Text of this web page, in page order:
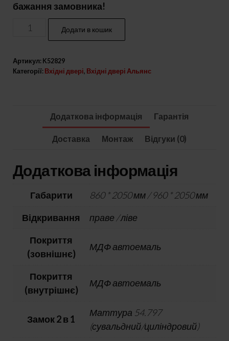
бажання замовника!
Вхідні
кількість
Додати в кошик
Артикул: K52829
Категорії: Вхідні двері, Вхідні двері Альянс
Додаткова інформація Гарантія
Доставка Монтаж Відгуки (0)
Додаткова інформація
Габарити
860 * 2050 мм / 960 * 2050 мм
Відкривання
праве / ліве
Покриття
(зовнішнє)
МДФ автоемаль
Покриття
(внутрішнє)
МДФ автоемаль
Замок 2 в 1
Маттура 54.797
(сувальдний/циліндровий)